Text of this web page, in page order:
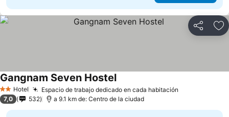
Compartir
2 Estrellas
Hotel Espacio de trabajo dedicado en cada habitación
Gangnam Seven Hostel
7,0 532 a 9.1 km de: Centro de la ciudad